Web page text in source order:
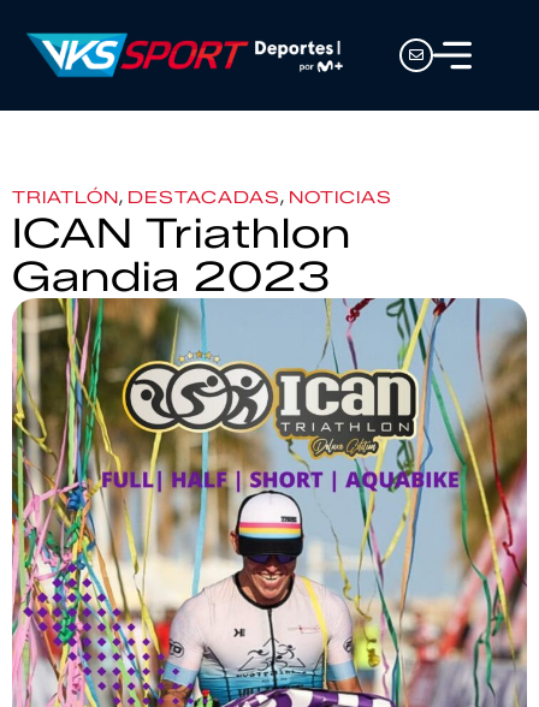
TRIATLÓN, DESTACADAS, NOTICIAS
ICAN Triathlon
Gandia 2023